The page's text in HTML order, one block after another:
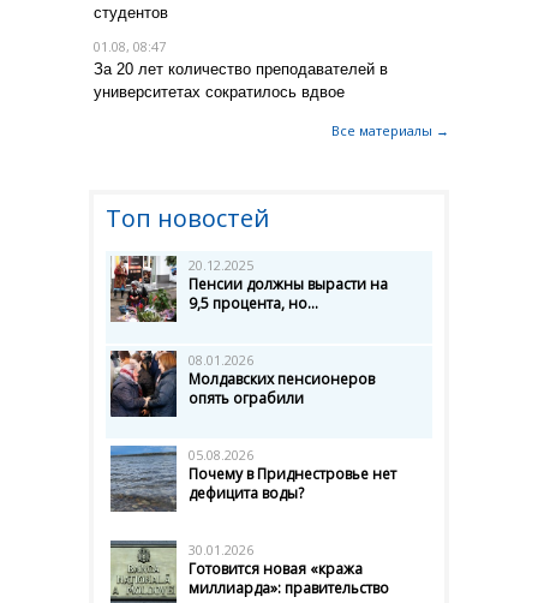
студентов
01.08, 08:47
За 20 лет количество преподавателей в
университетах сократилось вдвое
Все материалы →
Топ новостей
20.12.2025
Пенсии должны вырасти на
9,5 процента, но...
08.01.2026
Молдавских пенсионеров
опять ограбили
05.08.2026
Почему в Приднестровье нет
дефицита воды?
30.01.2026
Готовится новая «кража
миллиарда»: правительство